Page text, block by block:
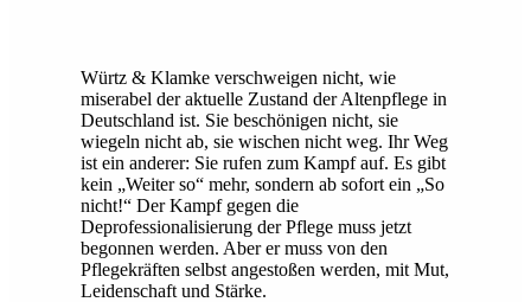
Würtz & Klamke verschweigen nicht, wie
miserabel der aktuelle Zustand der Altenpflege in
Deutschland ist. Sie beschönigen nicht, sie
wiegeln nicht ab, sie wischen nicht weg. Ihr Weg
ist ein anderer: Sie rufen zum Kampf auf. Es gibt
kein „Weiter so“ mehr, sondern ab sofort ein „So
nicht!“ Der Kampf gegen die
Deprofessionalisierung der Pflege muss jetzt
begonnen werden. Aber er muss von den
Pflegekräften selbst angestoßen werden, mit Mut,
Leidenschaft und Stärke.